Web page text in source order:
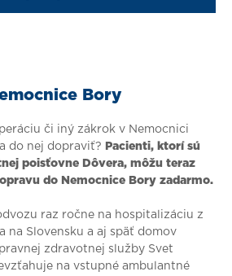
Bory
či iný zákrok v Nemocnici
do nej dopraviť? Pacienti, ktorí sú
poisťovne Dôvera, môžu teraz
do Nemocnice Bory zadarmo.
raz ročne na hospitalizáciu z
na Slovensku a aj späť domov
zdravotnej služby Svet
na vstupné ambulantné